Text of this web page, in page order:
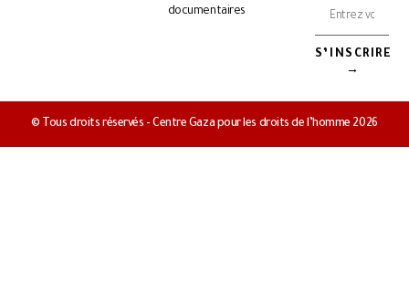
documentaires
S’INSCRIRE
→
© Tous droits réservés - Centre Gaza pour les droits de l’homme 2026